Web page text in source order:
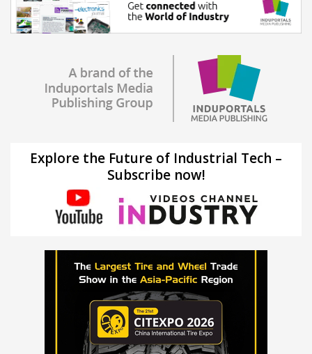
Explore the Future of Industrial Tech –
Subscribe now!